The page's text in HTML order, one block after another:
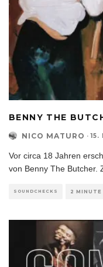
BENNY THE
NICO MATURO · 15.
Vor circa 18 Jahren
von Benny The Butcher.
SOUNDCHECKS 2 MINUTE